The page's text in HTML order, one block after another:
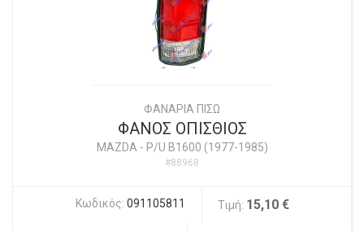
ΦΑΝΑΡΙΑ ΠΙΣΩ
ΦΑΝΟΣ ΟΠΙΣΘΙΟΣ
MAZDA- P/U B1600 (1977-1985)
#88968
Κωδικός: 091105811 Τιμή: 15,10 €